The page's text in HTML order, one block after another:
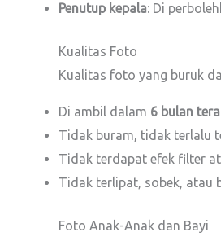
Penutup kepala: Di
Kualitas Foto
Kualitas foto yang buruk
Di ambil dalam 6 bulan
Tidak buram, tidak terlalu
Tidak terdapat efek filter
Tidak terlipat, sobek, atau
Foto Anak-Anak dan Bayi